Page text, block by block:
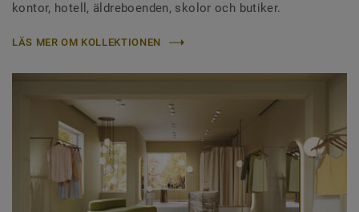
kontor, hotell, äldreboenden, skolor och butiker.
LÄS MER OM KOLLEKTIONEN